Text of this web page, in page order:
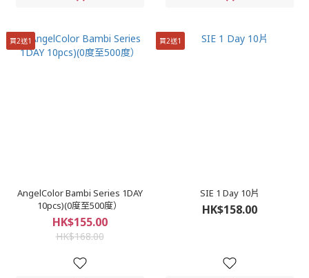
買2送1
AngelColor Bambi Series 1DAY
10pcs)(0度至500度）
HK$155.00
HK$168.00
買2送1
SIE 1 Day 10片
HK$158.00